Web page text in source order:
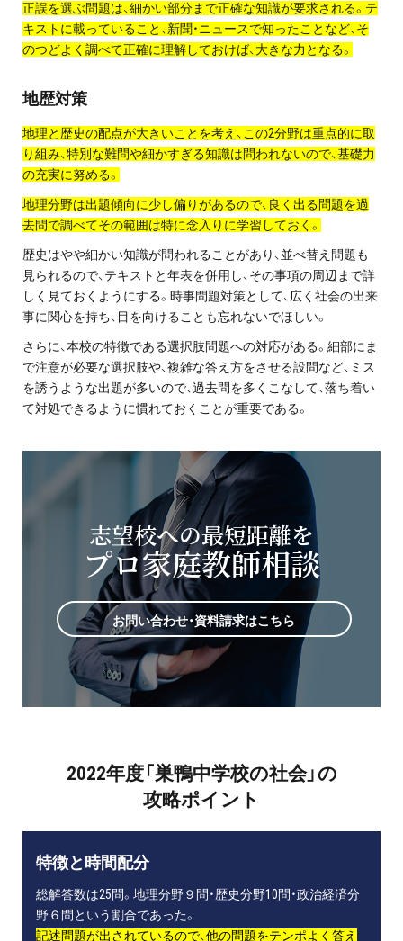
正誤を選ぶ問題は、細かい部分まで正確な知識が要求される。テ
キストに載っていること、新聞・ニュースで知ったことなど、そ
のつどよく調べて正確に理解しておけば、大きな力となる。
地歴対策
地理と歴史の配点が大きいことを考え、この2分野は重点的に取
り組み、特別な難問や細かすぎる知識は問われないので、基礎力
の充実に努める。
地理分野は出題傾向に少し偏りがあるので、良く出る問題を過
去問で調べてその範囲は特に念入りに学習しておく。
歴史はやや細かい知識が問われることがあり、並べ替え問題も
見られるので、テキストと年表を併用し、その事項の周辺まで詳
しく見ておくようにする。時事問題対策として、広く社会の出来
事に関心を持ち、目を向けることも忘れないでほしい。
さらに、本校の特徴である選択肢問題への対応がある。細部にま
で注意が必要な選択肢や、複雑な答え方をさせる設問など、ミス
を誘うような出題が多いので、過去問を多くこなして、落ち着い
て対処できるように慣れておくことが重要である。
志望校への最短距離を
プロ家庭教師相談
お問い合わせ・資料請求はこちら
2022年度「巣鴨中学校の社会」の
攻略ポイント
特徴と時間配分
総解答数は25問。地理分野９問・歴史分野10問・政治経済分
野６問という割合であった。
記述問題が出されているので、他の問題をテンポよく答え